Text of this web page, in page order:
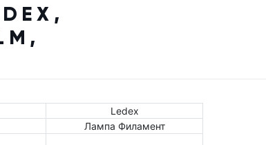
Ledex
Лампа Филамент